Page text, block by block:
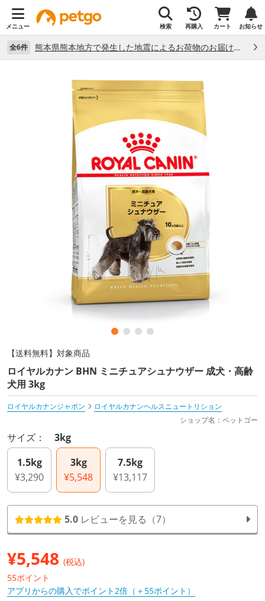
メニュー 検索 再購入 カート お知らせ
全6件 熊本県熊本地方で発生した地震によるお荷物のお届け状況について （7/28）
【送料無料】対象商品
ロイヤルカナン BHN ミニチュアシュナウザー 成犬・高齢
犬用 3kg
ロイヤルカナンジャポン
ロイヤルカナンヘルスニュートリション
ショップ名：ペットゴー
サイズ： 3kg
1.5kg
¥3,290
3kg
¥5,548
7.5kg
¥13,117
5.0 レビューを見る（7）
¥5,548 (税込)
55ポイント
アプリからの購入でポイント2倍（＋55ポイント）